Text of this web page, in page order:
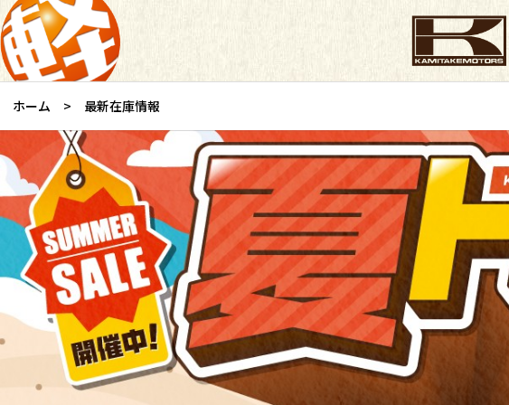
ホーム 最新在庫情報